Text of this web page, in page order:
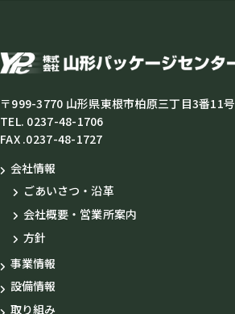
〒999-3770 山形県東根市柏原三丁目3番11号
TEL. 0237-48-1706
FAX .0237-48-1727
会社情報
ごあいさつ・沿革
会社概要・営業所案内
方針
事業情報
設備情報
取り組み